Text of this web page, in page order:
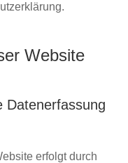
Website
Datenerfassung
erfolgt durch